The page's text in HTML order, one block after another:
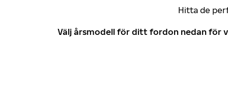
Hitta de
Välj årsmodell för ditt fordon nedan för